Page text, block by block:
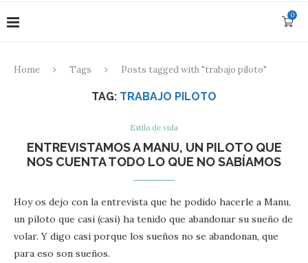
0
Home Tags Posts tagged with "trabajo piloto"
TAG: TRABAJO PILOTO
Estilo de vida
ENTREVISTAMOS A MANU, UN PILOTO QUE
NOS CUENTA TODO LO QUE NO SABÍAMOS
Hoy os dejo con la entrevista que he podido hacerle a Manu,
un piloto que casi (casi) ha tenido que abandonar su sueño de
volar. Y digo casi porque los sueños no se abandonan, que
para eso son sueños.